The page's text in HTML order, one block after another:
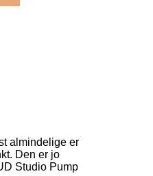
almindelige er
Den er jo
Studio Pump